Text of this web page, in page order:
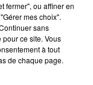
Voir plus
fermer", ou affiner en
mes choix".
sans
ce site. Vous
à tout
de chaque page.